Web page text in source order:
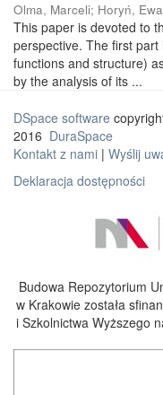
Olma, Marceli; Horyń, Ewa
This paper is devoted to
perspective. The first
functions and structure)
by the analysis of its ...
DSpace software
2016 DuraSpace
Kontakt z nami | Wyślij
Deklaracja dostępności
Budowa Repozytorium
w Krakowie została
i Szkolnictwa Wyższego